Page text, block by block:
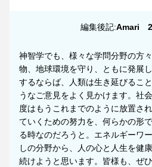
編集後記:Amari　
神智学でも、様々な学問分野の方
物、地球環境を守り、ともに発展
するならば、人類は生き延びるこ
うなご意見をよく見かけます。社
度はもうこれまでのように放置さ
ていくための努力を、何らかの形
る時なのだろうと。エネルギーワ
しの分野から、人の心と人生を健
続けようと思います。皆様も、ぜ